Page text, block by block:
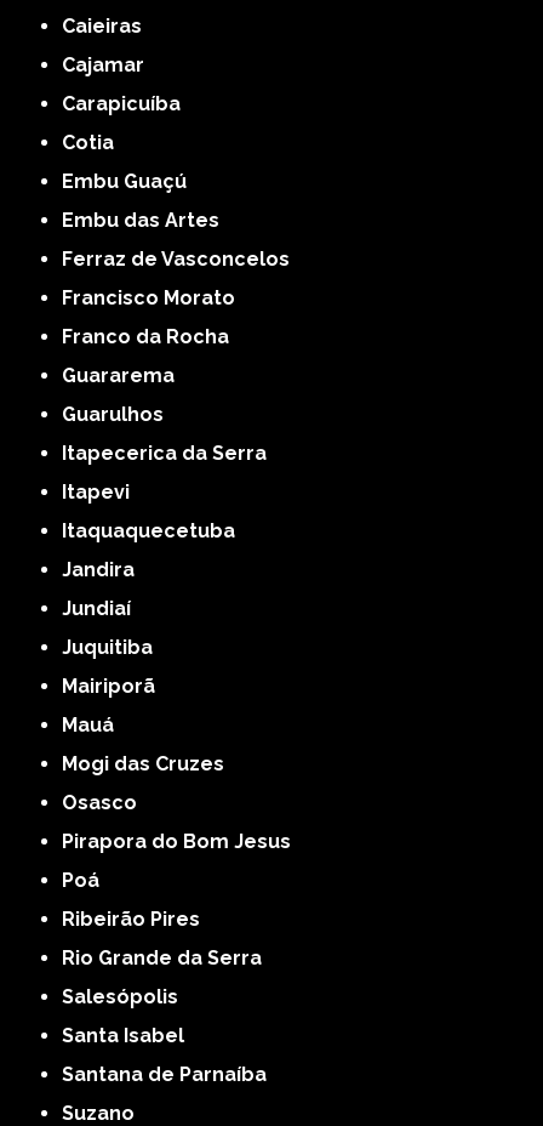
Caieiras
Cajamar
Carapicuíba
Cotia
Embu Guaçú
Embu das Artes
Ferraz de Vasconcelos
Francisco Morato
Franco da Rocha
Guararema
Guarulhos
Itapecerica da Serra
Itapevi
Itaquaquecetuba
Jandira
Jundiaí
Juquitiba
Mairiporã
Mauá
Mogi das Cruzes
Osasco
Pirapora do Bom Jesus
Poá
Ribeirão Pires
Rio Grande da Serra
Salesópolis
Santa Isabel
Santana de Parnaíba
Suzano